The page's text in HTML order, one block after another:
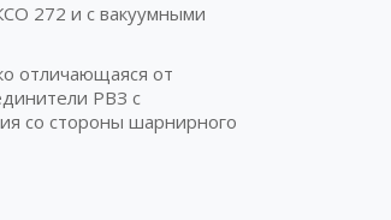
272 и с вакуумными
отличающаяся от
РВЗ с
со стороны шарнирного